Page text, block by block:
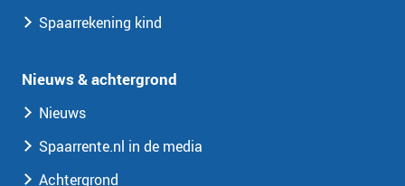
Spaarrekening kind
Nieuws & achtergrond
Nieuws
Spaarrente.nl in de media
Achtergrond